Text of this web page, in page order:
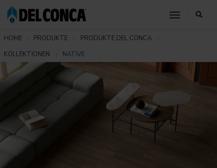
toggle
HOME PRODUKTE
PRODUKTE DEL CONCA
KOLLEKTIONEN
NATIVE